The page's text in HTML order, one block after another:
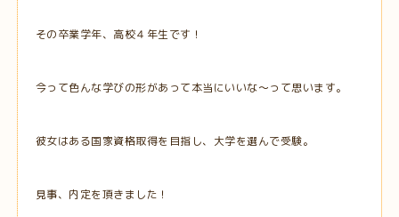
その卒業学年、高校４年生です！
今って色んな学びの形があって本当にいいな～って思います。
彼女はある国家資格取得を目指し、大学を選んで受験。
見事、内定を頂きました！